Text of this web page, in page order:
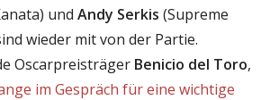
und Andy Serkis (Supreme
wieder mit von der Partie.
Oscarpreisträger Benicio del Toro,
im Gespräch für eine wichtige